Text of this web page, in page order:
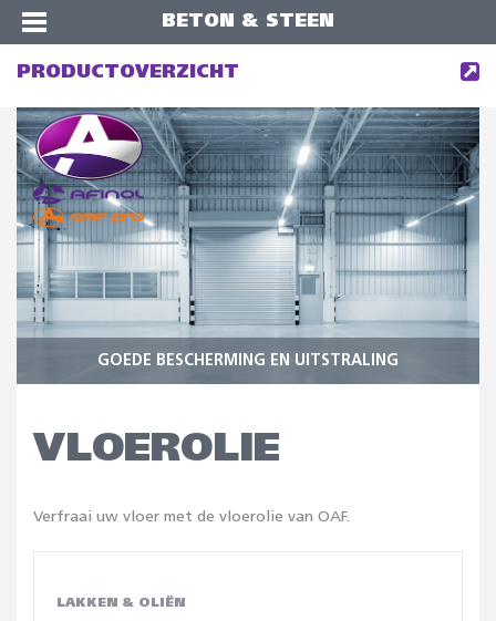
BETON & STEEN
PRODUCTOVERZICHT
GOEDE BESCHERMING EN UITSTRALING
VLOEROLIE
Verfraai uw vloer met de vloerolie van OAF.
LAKKEN & OLIËN